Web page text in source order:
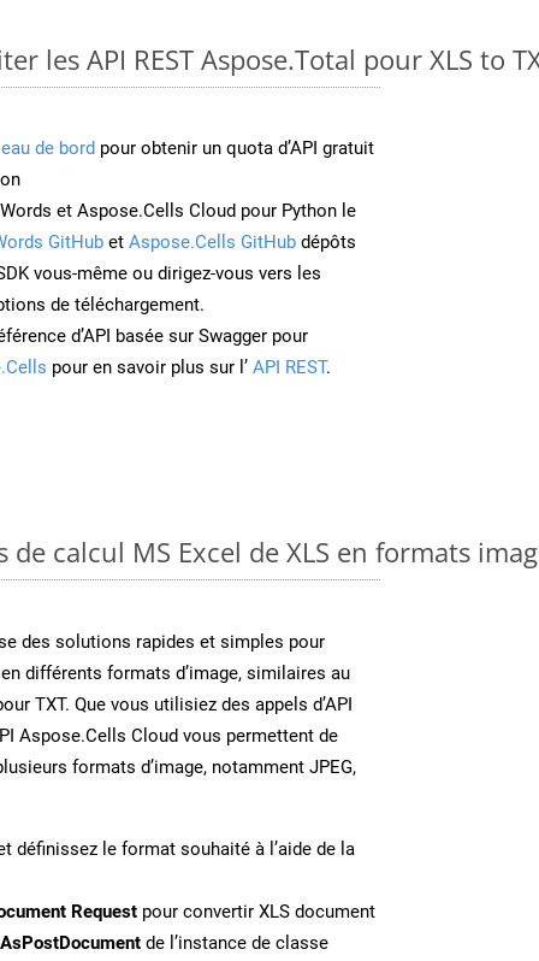
les API REST Aspose.Total pour XLS to
de bord pour obtenir un quota d’API gratuit
et Aspose.Cells Cloud pour Python le
GitHub et Aspose.Cells GitHub dépôts
vous-même ou dirigez-vous vers les
de téléchargement.
d’API basée sur Swagger pour
pour en savoir plus sur l’ API REST.
calcul MS Excel de XLS en formats
des solutions rapides et simples pour
différents formats d’image, similaires au
TXT. Que vous utilisiez des appels d’API
Aspose.Cells Cloud vous permettent de
formats d’image, notamment JPEG,
définissez le format souhaité à l’aide de la
Request pour convertir XLS document
de l’instance de classe